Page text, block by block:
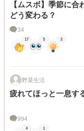
【ムスボ】季節に
どう変わる？
34
17 5 3
野菜生活
疲れてほっと一息す
994
4 1